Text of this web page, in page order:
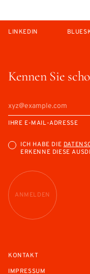
Kennen Sie
IHRE E-MAIL-ADRESSE
ICH HABE DIE
ERKENNE DIESE
ANMELDEN
LINKEDIN
KONTAKT
IMPRESSUM